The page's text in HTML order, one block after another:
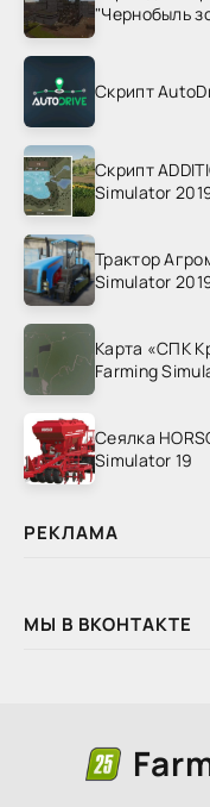
"Чернобыль
Скрипт
Скрипт
Simulator
Трактор
Simulator
Карта «СПК
Farming
Сеялка
Simulator 19
РЕКЛАМА
МЫ В ВКОНТАКТЕ